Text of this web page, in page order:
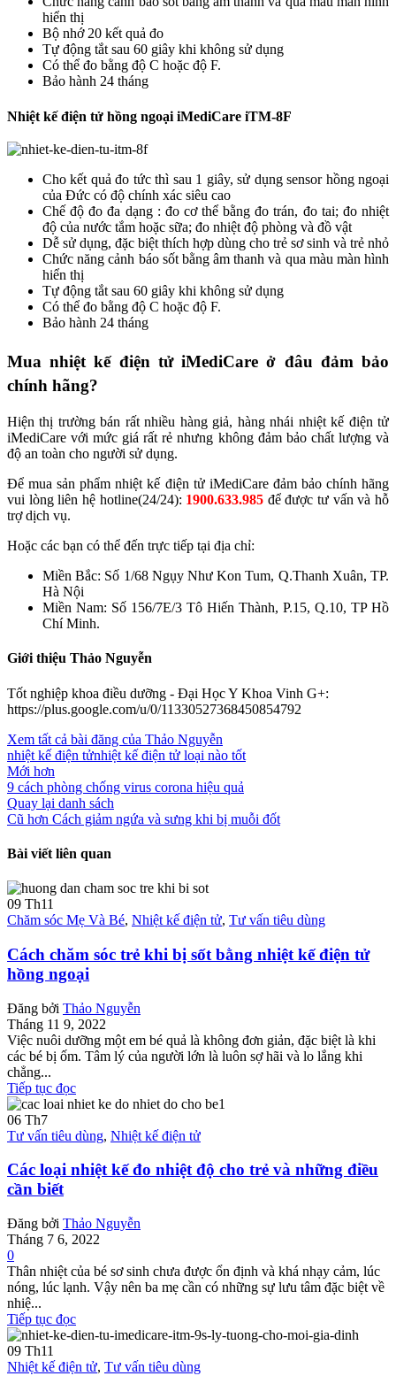
hiển thị
Bộ nhớ 20 kết quả đo
Tự động tắt sau 60 giây khi không sử dụng
Có thể đo bằng độ C hoặc độ F.
Bảo hành 24 tháng
Nhiệt kế điện tử hồng ngoại iMediCare iTM-8F
Cho kết quả đo tức thì sau 1 giây, sử dụng sensor hồng ngoại
của Đức có độ chính xác siêu cao
Chế độ đo đa dạng : đo cơ thể bằng đo trán, đo tai; đo nhiệt
độ của nước tắm hoặc sữa; đo nhiệt độ phòng và đồ vật
Dễ sử dụng, đặc biệt thích hợp dùng cho trẻ sơ sinh và trẻ nhỏ
Chức năng cảnh báo sốt bằng âm thanh và qua màu màn hình
hiển thị
Tự động tắt sau 60 giây khi không sử dụng
Có thể đo bằng độ C hoặc độ F.
Bảo hành 24 tháng
Mua nhiệt kế điện tử iMediCare ở đâu đảm bảo
chính hãng?
Hiện thị trường bán rất nhiều hàng giả, hàng nhái nhiệt kế điện tử
iMediCare với mức giá rất rẻ nhưng không đảm bảo chất lượng và
độ an toàn cho người sử dụng.
Để mua sản phẩm nhiệt kế điện tử iMediCare đảm bảo chính hãng
vui lòng liên hệ hotline(24/24): 1900.633.985 để được tư vấn và hỗ
trợ dịch vụ.
Hoặc các bạn có thể đến trực tiếp tại địa chỉ:
Miền Bắc: Số 1/68 Ngụy Như Kon Tum, Q.Thanh Xuân, TP.
Hà Nội
Miền Nam: Số 156/7E/3 Tô Hiến Thành, P.15, Q.10, TP Hồ
Chí Minh.
Giới thiệu Thảo Nguyễn
Tốt nghiệp khoa điều dưỡng - Đại Học Y Khoa Vinh G+:
https://plus.google.com/u/0/11330527368450854792
Xem tất cả bài đăng của Thảo Nguyễn
nhiệt kế điện tửnhiệt kế điện tử loại nào tốt
Mới hơn
9 cách phòng chống virus corona hiệu quả
Quay lại danh sách
Cũ hơn Cách giảm ngứa và sưng khi bị muỗi đốt
Bài viết liên quan
09 Th11
Chăm sóc Mẹ Và Bé, Nhiệt kế điện tử, Tư vấn tiêu dùng
Cách chăm sóc trẻ khi bị sốt bằng nhiệt kế điện tử
hồng ngoại
Đăng bởi Thảo Nguyễn
Tháng 11 9, 2022
Việc nuôi dưỡng một em bé quả là không đơn giản, đặc biệt là khi
các bé bị ốm. Tâm lý của người lớn là luôn sợ hãi và lo lắng khi
chẳng...
Tiếp tục đọc
06 Th7
Tư vấn tiêu dùng, Nhiệt kế điện tử
Các loại nhiệt kế đo nhiệt độ cho trẻ và những điều
cần biết
Đăng bởi Thảo Nguyễn
Tháng 7 6, 2022
0
Thân nhiệt của bé sơ sinh chưa được ổn định và khá nhạy cảm, lúc
nóng, lúc lạnh. Vậy nên ba mẹ cần có những sự lưu tâm đặc biệt về
nhiệ...
Tiếp tục đọc
09 Th11
Nhiệt kế điện tử, Tư vấn tiêu dùng